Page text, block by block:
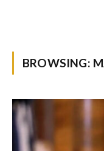
BROWSING: